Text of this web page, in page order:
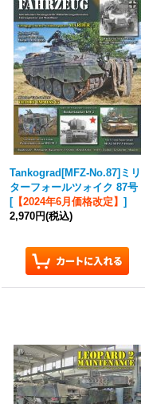
Tankograd [MFZ-No.87]ミリ
ターフォールツォイク 87号
[【2024年6月価格改定】]
2,970円(税込)